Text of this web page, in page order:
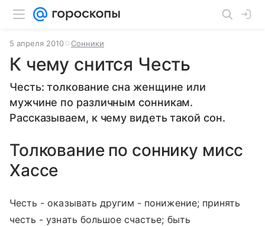
5 апреля 2010 Сонники
К чему снится Честь
Честь: толкование сна женщине или
мужчине по различным сонникам.
Рассказываем, к чему видеть такой сон.
Толкование по соннику мисс
Хассе
Честь - оказывать другим - понижение; принять
честь - узнать большое счастье; быть